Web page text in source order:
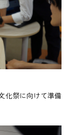
化祭に向けて準備